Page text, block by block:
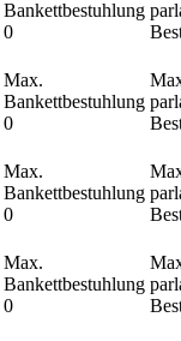
Bankettbestuhlung
0
Max.
Bankettbestuhlung
0
Max.
Bankettbestuhlung
0
Max.
Bankettbestuhlung
0